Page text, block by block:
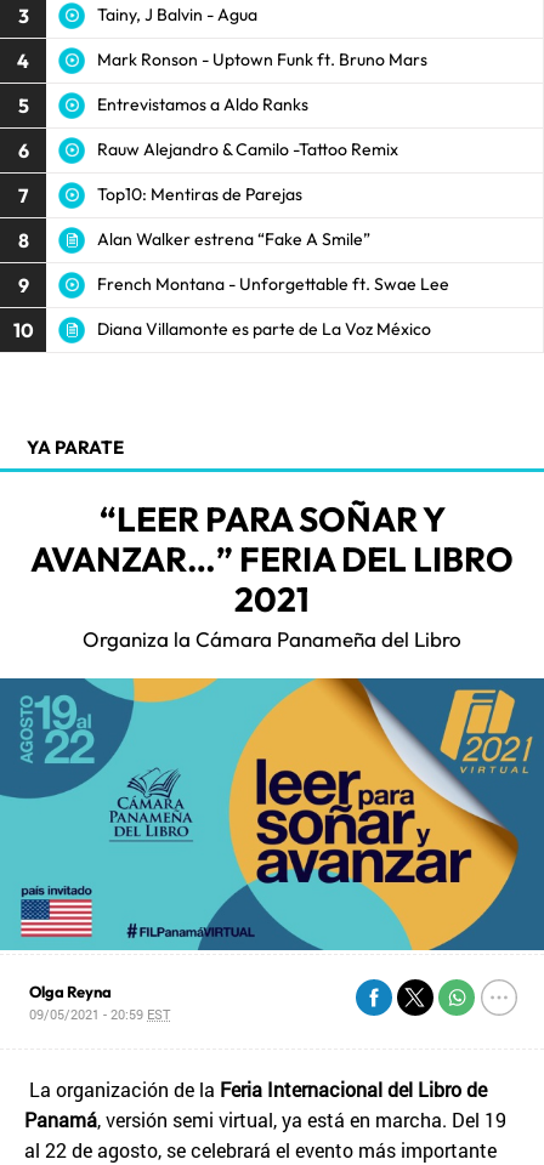
3 Tainy, J Balvin - Agua
4 Mark Ronson - Uptown Funk ft. Bruno Mars
5 Entrevistamos a Aldo Ranks
6 Rauw Alejandro & Camilo -Tattoo Remix
7 Top10: Mentiras de Parejas
8 Alan Walker estrena “Fake A Smile”
9 French Montana - Unforgettable ft. Swae Lee
10 Diana Villamonte es parte de La Voz México
YA PARATE
“LEER PARA SOÑAR Y
AVANZAR…” FERIA DEL LIBRO
2021
Organiza la Cámara Panameña del Libro
Olga Reyna
09/05/2021 - 20:59 EST
La organización de la Feria Internacional del Libro de
Panamá, versión semi virtual, ya está en marcha. Del 19
al 22 de agosto, se celebrará el evento más importante